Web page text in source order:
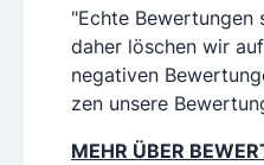
"Echte Bewertungen
daher löschen wir
negativen
zen unsere
MEHR ÜBER